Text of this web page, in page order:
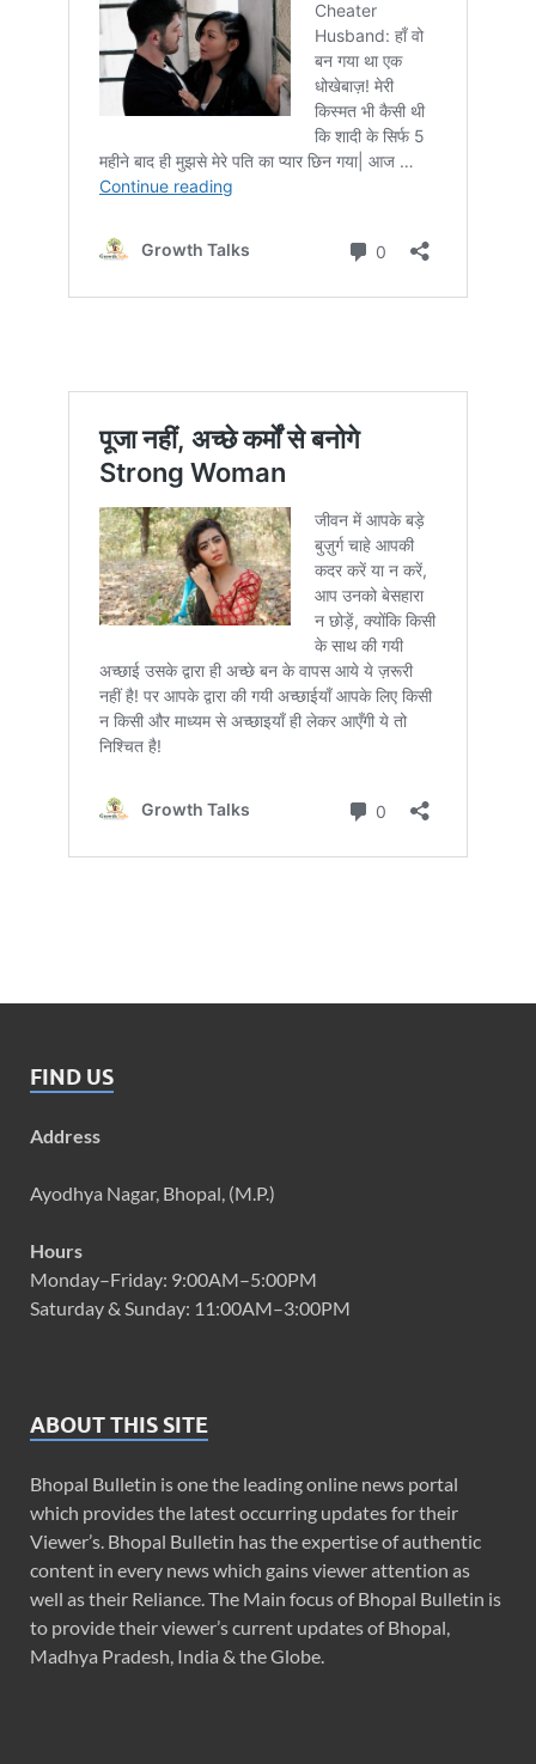
FIND US
Address
Ayodhya Nagar, Bhopal, (M.P.)
Hours
Monday–Friday: 9:00AM–5:00PM
Saturday & Sunday: 11:00AM–3:00PM
ABOUT THIS SITE
Bhopal Bulletin is one the leading online news portal
which provides the latest occurring updates for their
Viewer’s. Bhopal Bulletin has the expertise of authentic
content in every news which gains viewer attention as
well as their Reliance. The Main focus of Bhopal Bulletin is
to provide their viewer’s current updates of Bhopal,
Madhya Pradesh, India & the Globe.